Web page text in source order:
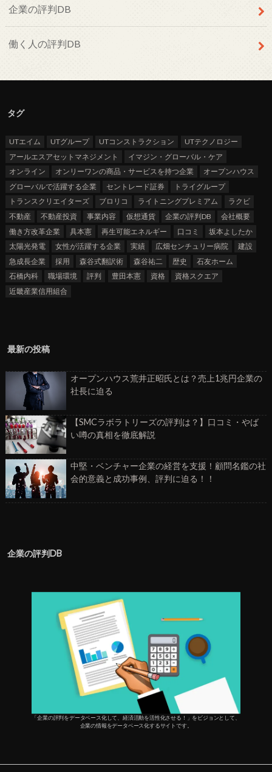
企業の評判DB
働く人の評判DB
タグ
UTエイム UTグループ UTコンストラクション
UTテクノロジー
アールエスアセットマネジメント
イマジン・グローバル・ケア
オンライン
オンリーワンの商品・サービスを持つ企業
オープンハウス
グローバルで活躍する企業
セントレード証券
トライグループ
トランスクリエイターズ
ブロリコ ライトニングプレミアム
ラクビ
不動産
不動産投資 事業内容 仮想通貨 企業の評判DB
会社概要
働き方改革企業
具本憲 再生可能エネルギー 口コミ
坂本よしたか
太陽光発電
女性が活躍する企業 実績 広畑センチュリー病院
建設
急成長企業
採用 森谷式翻訳術 森谷祐二 歴史
石友ホーム
石橋内科
職場環境 評判 豊田本憲 資格
資格スクエア
近畿産業信用組合
最新の投稿
オープンハウス荒井正昭氏とは？売上1兆円企業の
社長に迫る
【SMCラボラトリーズの評判は？】口コミ・やば
い噂の真相を徹底解説
中堅・ベンチャー企業の経営を支援！顧問名鑑の社
会的意義と成功事例、評判に迫る！！
企業の評判DB
「企業の評判をデータベース化して、経済活動を活性化させる！」をビジョンとして、
企業の情報をデータベース化するサイトです。